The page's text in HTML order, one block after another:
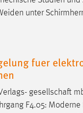
unter
fuer
gesellschaft
F4.05: